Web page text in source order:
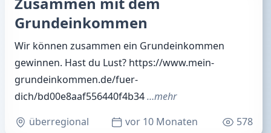
Grundeinkommen
Wir können zusammen ein Grundeinkommen
gewinnen. Hast du Lust? https://www.mein-
grundeinkommen.de/fuer-
dich/bd00e8aaf556440f4b34…mehr
überregional
vor 10 Monaten 578